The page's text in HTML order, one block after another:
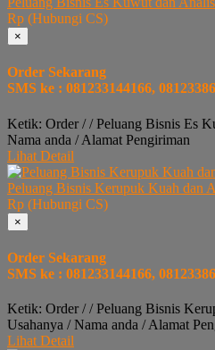
Rp (Hubungi CS)
×
Order Sekarang
SMS ke : 081233144166,
Ketik: Order / / Peluang Bisnis Es
Nama anda / Alamat Pengiriman
Lihat Detail
Peluang Bisnis Kerupuk Kuah dan
Rp (Hubungi CS)
×
Order Sekarang
SMS ke : 081233144166,
Ketik: Order / / Peluang Bisnis
Usahanya / Nama anda / Alamat
Lihat Detail